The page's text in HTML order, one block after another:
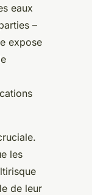
eaux
–
expose
les
de leur